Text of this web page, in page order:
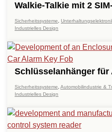
Walkie-Talkie mit 2
Sicherheitssysteme
Industrielles Design
Schlüsselanhänger für
Sicherheitssysteme Automobilindustrie &
Industrielles Design